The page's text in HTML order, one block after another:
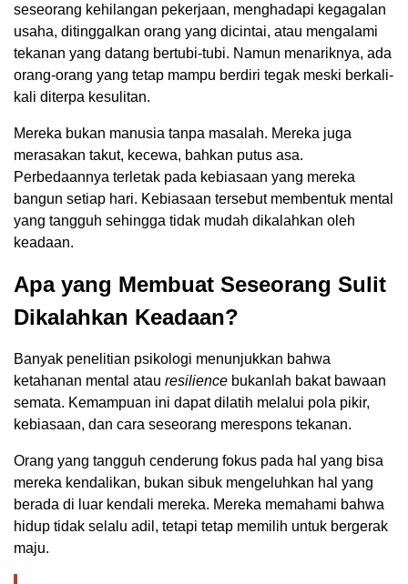
seseorang kehilangan pekerjaan, menghadapi kegagalan
usaha, ditinggalkan orang yang dicintai, atau mengalami
tekanan yang datang bertubi-tubi. Namun menariknya, ada
orang-orang yang tetap mampu berdiri tegak meski berkali-
kali diterpa kesulitan.
Mereka bukan manusia tanpa masalah. Mereka juga
merasakan takut, kecewa, bahkan putus asa.
Perbedaannya terletak pada kebiasaan yang mereka
bangun setiap hari. Kebiasaan tersebut membentuk mental
yang tangguh sehingga tidak mudah dikalahkan oleh
keadaan.
Apa yang Membuat Seseorang Sulit
Dikalahkan Keadaan?
Banyak penelitian psikologi menunjukkan bahwa
ketahanan mental atau resilience bukanlah bakat bawaan
semata. Kemampuan ini dapat dilatih melalui pola pikir,
kebiasaan, dan cara seseorang merespons tekanan.
Orang yang tangguh cenderung fokus pada hal yang bisa
mereka kendalikan, bukan sibuk mengeluhkan hal yang
berada di luar kendali mereka. Mereka memahami bahwa
hidup tidak selalu adil, tetapi tetap memilih untuk bergerak
maju.